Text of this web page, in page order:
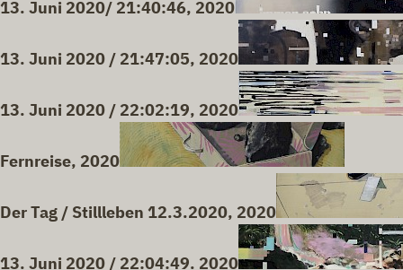
13. Juni 2020/ 21:40:46, 2020
13. Juni 2020 / 21:47:05, 2020
13. Juni 2020 / 22:02:19, 2020
Fernreise, 2020
Der Tag / Stillleben 12.3.2020, 2020
13. Juni 2020 / 22:04:49. 2020